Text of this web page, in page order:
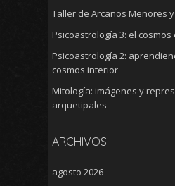
Taller de Arcanos Menores
Psicoastrología 3: el
Psicoastrología 2:
cosmos interior
Mitología: imágenes y
arquetipales
ARCHIVOS
agosto 2026